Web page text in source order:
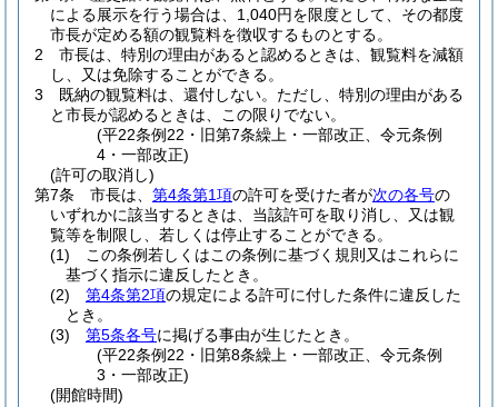
による展示を行う場合は、1,040円を限度として、その都度
市長が定める額の観覧料を徴収するものとする。
2
市長は、特別の理由があると認めるときは、観覧料を減額
し、又は免除することができる。
3
既納の観覧料は、還付しない。 ただし、特別の理由がある
と市長が認めるときは、この限りでない。
(平22条例22・旧第7条繰上・一部改正、令元条例
4・一部改正)
(許可の取消し)
第7条
市長は、 第4条第1項の許可を受けた者が次の各号の
いずれかに該当するときは、当該許可を取り消し、又は観
覧等を制限し、若しくは停止することができる。
(1)
この条例若しくはこの条例に基づく規則又はこれらに
基づく指示に違反したとき。
(2)
第4条第2項の規定による許可に付した条件に違反した
とき。
(3)
第5条各号に掲げる事由が生じたとき。
(平22条例22・旧第8条繰上・一部改正、令元条例
3・一部改正)
(開館時間)